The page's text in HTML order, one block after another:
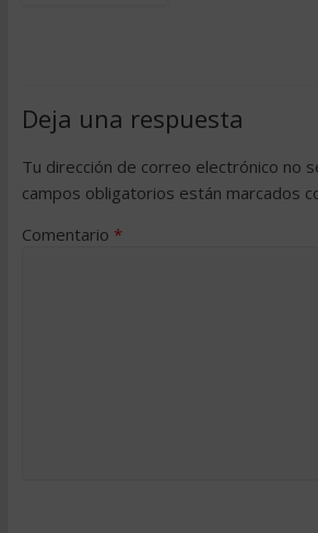
Deja una respuesta
Tu dirección de correo electrónico no
campos obligatorios están marcados
Comentario *